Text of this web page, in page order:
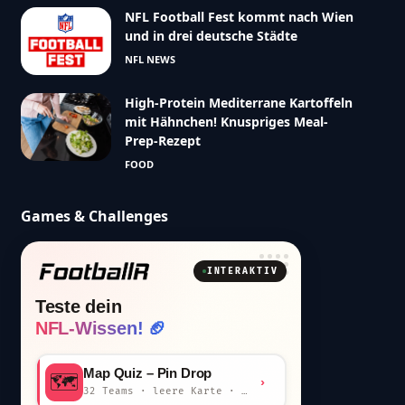
NFL Football Fest kommt nach Wien
und in drei deutsche Städte
NFL NEWS
High-Protein Mediterrane Kartoffeln
mit Hähnchen! Knuspriges Meal-
Prep-Rezept
FOOD
Games & Challenges
INTERAKTIV
Teste dein
NFL-Wissen! 🏈
🗺️ Map Quiz – Pin Drop
32 Teams · leere Karte · km-Wertung
›